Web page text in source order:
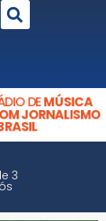
DEMÚSICA
JORNALISMO
3